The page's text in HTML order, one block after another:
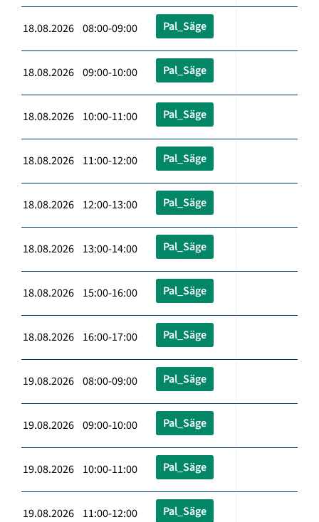
18.08.2026 08:00-09:00 Pal_Säge
18.08.2026 09:00-10:00 Pal_Säge
18.08.2026 10:00-11:00 Pal_Säge
18.08.2026 11:00-12:00 Pal_Säge
18.08.2026 12:00-13:00 Pal_Säge
18.08.2026 13:00-14:00 Pal_Säge
18.08.2026 15:00-16:00 Pal_Säge
18.08.2026 16:00-17:00 Pal_Säge
19.08.2026 08:00-09:00 Pal_Säge
19.08.2026 09:00-10:00 Pal_Säge
19.08.2026 10:00-11:00 Pal_Säge
19.08.2026 11:00-12:00 Pal_Säge